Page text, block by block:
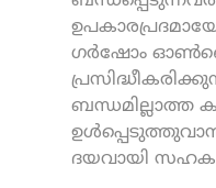
ഗർഷോം
ബന്ധമില്ലാത്ത
ദയവായി